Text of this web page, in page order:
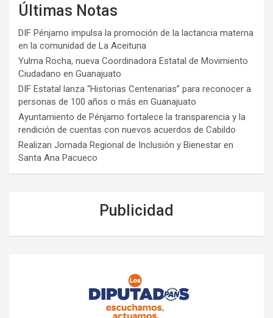
Últimas Notas
DIF Pénjamo impulsa la promoción de la lactancia materna
en la comunidad de La Aceituna
Yulma Rocha, nueva Coordinadora Estatal de Movimiento
Ciudadano en Guanajuato
DIF Estatal lanza “Historias Centenarias” para reconocer a
personas de 100 años o más en Guanajuato
Ayuntamiento de Pénjamo fortalece la transparencia y la
rendición de cuentas con nuevos acuerdos de Cabildo
Realizan Jornada Regional de Inclusión y Bienestar en
Santa Ana Pacueco
Publicidad